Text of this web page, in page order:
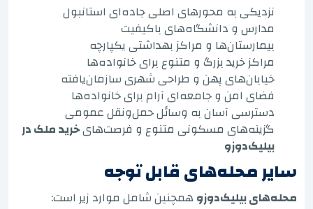
نزدیکی به محورهای اصلی جاده‌ای استانبول
مدارس و دانشگاه‌های باکیفیت
بیمارستان‌ها و مراکز بهداشتی یکپارچه
مراکز خرید بزرگ و متنوع برای خانواده‌ها
خیابان‌های پهن و طراحی شهری سازمان‌یافته
فضای امن و جامعه‌ای آرام برای خانواده‌ها
دسترسی آسان به وسائل حمل‌ونقل عمومی
گزینه‌های مسکونی متنوع و فرصت‌هایخرید ملک در
بیلیک‌دوزو
سایر محله‌های قابل توجه
محله‌های بیلیک‌دوزوهمچنین شامل موارد زیر است: